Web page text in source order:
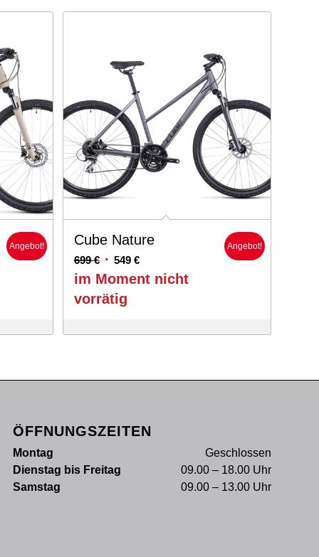
Angebot! Cube Nature
699€ Ursprünglicher
Preis
war:
699 €
549 €Aktueller
Preis
im Moment nicht
vorrätig
Angebot!
ÖFFNUNGSZEITEN
Montag
Geschlossen
Dienstag bis Freitag
09.00 – 18.00 Uhr
Samstag
09.00 – 13.00 Uhr